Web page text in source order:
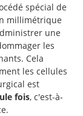
spécial de
millimétrique
une
les
Cela
les cellules
est
fois, c'est-à-